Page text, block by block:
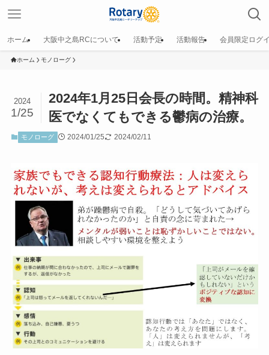
ホーム 大阪中之島RCについて 活動予定 活動報告 会員限定ログ
ホーム モノローグ
2024年1月25日会長の時間。精神科
医でなくてもできる鬱病の治療。
2024
1/25
モノローグ 2024/01/25 2024/02/11